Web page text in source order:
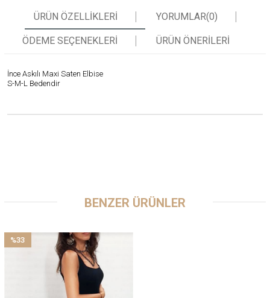
ÜRÜN ÖZELLIKLERI YORUMLAR(0)
ÖDEME SEÇENEKLERI ÜRÜN ÖNERILERI
İnce Askılı Maxi Saten Elbise
S-M-L Bedendir
BENZER ÜRÜNLER
%33